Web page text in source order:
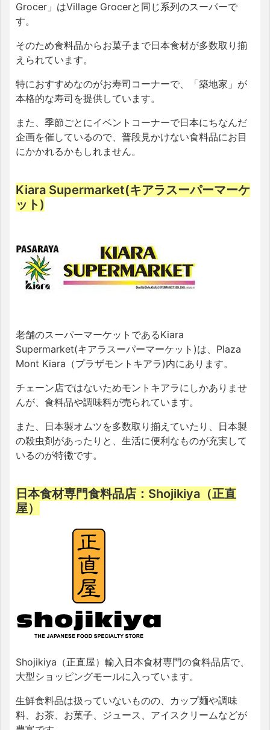
Grocer」はVillage Grocerと同じ系列のスーパーで
す。
そのため食料品からお菓子まで日本食材が多数取り揃
えられています。
特におすすめなのがお寿司コーナーで、「築地家」が
本格的な寿司を提供しています。
また、季節ごとにイベントコーナーで日本にちなんだ
企画を催しているので、普段見かけない食料品にお目
にかかれるかもしれません。
Kiara Supermarket(キアラスーパーマーケ
ット)
老舗のスーパーマーケットであるKiara
Supermarket(キアラスーパーマーケット)は、Plaza
Mont Kiara（プラザモントキアラ)内にあります。
チェーン店ではないためモントキアラにしかありませ
んが、食料品や調味料が売られています。
また、日本製オムツを多数取り揃えていたり、日本製
の殺虫剤があったりと、生活に便利なものが充実して
いるのが特徴です。
日本食材専門食料品店：Shojikiya（正直
屋）
Shojikiya（正直屋）輸入日本食材専門の食料品店で、
大型ショッピングモールに入っています。
生鮮食料品は扱っていないものの、カップ麺や調味
料、お茶、お菓子、ジュース、アイスクリームなどが